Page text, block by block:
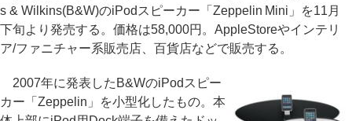
s & Wilkins(B&W)のiPodスピーカー「Zeppelin Mini」を11月
下旬より発売する。価格は58,000円。AppleStoreやインテリ
ア/ファニチャー系販売店、百貨店などで販売する。
2007年に発表したB&WのiPodスピー
カー「Zeppelin」を小型化したもの。本